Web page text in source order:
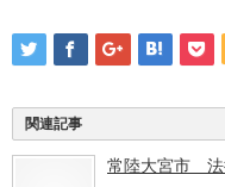
関連記事
常陸大宮市 法